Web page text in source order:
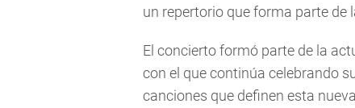
un repertorio que forma parte de
El concierto formó parte de la
con el que continúa celebrando
canciones que definen esta